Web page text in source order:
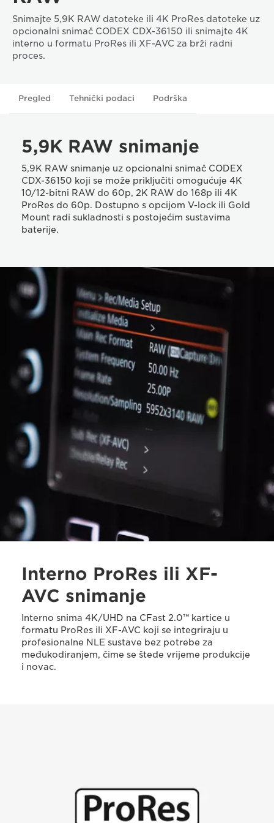
Snimajte 5,9K RAW datoteke ili 4K ProRes datoteke uz
opcionalni snimač CODEX CDX-36150 ili snimajte 4K
interno u formatu ProRes ili XF-AVC za brži radni
proces.
Pregled Tehnički podaci Podrška
5,9K RAW snimanje
5,9K RAW snimanje uz opcionalni snimač CODEX
CDX-36150 koji se može priključiti omogućuje 4K
10/12-bitni RAW do 60p, 2K RAW do 168p ili 4K
ProRes do 60p. Dostupno s opcijom V-lock ili Gold
Mount radi sukladnosti s postojećim sustavima
baterije.
Interno ProRes ili XF-
AVC snimanje
Interno snima 4K/UHD na CFast 2.0™ kartice u
formatu ProRes ili XF-AVC koji se integriraju u
profesionalne NLE sustave bez potrebe za
međukodiranjem, čime se štede vrijeme produkcije
i novac.